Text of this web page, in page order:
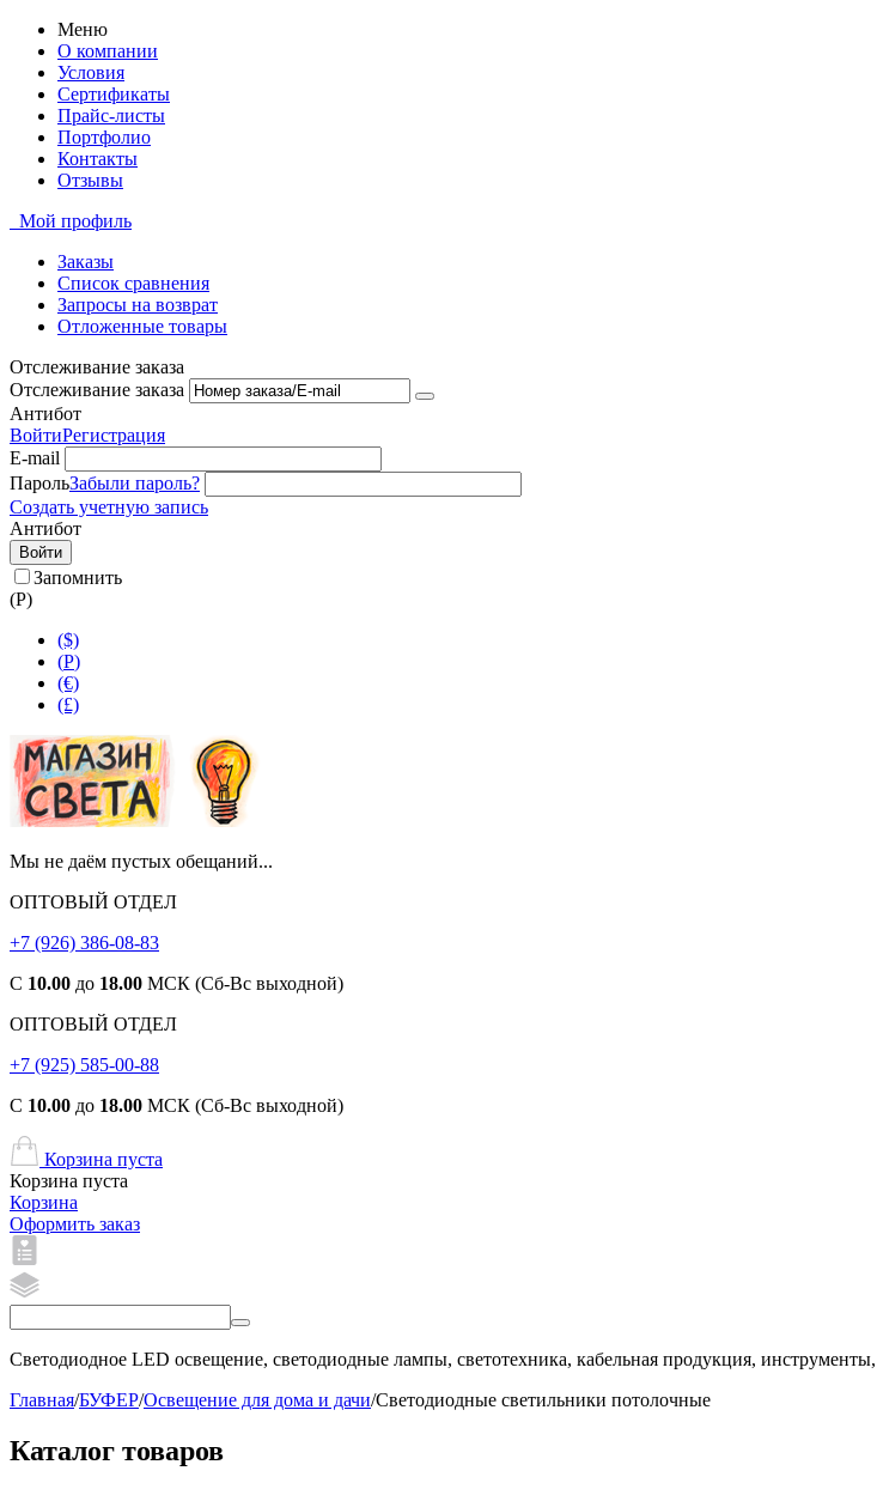
Меню
О компании
Условия
Сертификаты
Прайс-листы
Портфолио
Контакты
Отзывы
Мой профиль
Заказы
Список сравнения
Запросы на возврат
Отложенные товары
Отслеживание заказа
Отслеживание заказа
Антибот
ВойтиРегистрация
E-mail
ПарольЗабыли пароль?
Создать учетную запись
Антибот
Войти
Запомнить
(Р)
($)
(Р)
(€)
(£)
Мы не даём пустых обещаний...
ОПТОВЫЙ ОТДЕЛ
+7 (926) 386-08-83
С 10.00 до 18.00 МСК (Сб-Вс выходной)
ОПТОВЫЙ ОТДЕЛ
+7 (925) 585-00-88
С 10.00 до 18.00 МСК (Сб-Вс выходной)
Корзина пуста
Корзина пуста
Корзина
Оформить заказ
Светодиодное LED освещение, светодиодные лампы, светотехника, кабельная продукция,
Главная/БУФЕР/Освещение для дома и дачи/Светодиодные светильники потолочные
Каталог товаров